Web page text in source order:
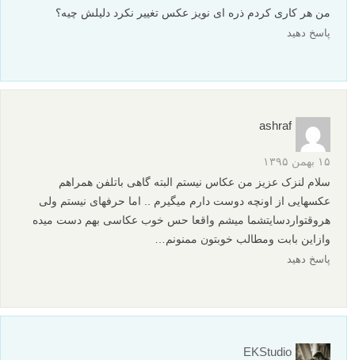
من هر کاری کردم ذره ای نویز عکس تغییر نکرد دلیلش چیه؟
پاسخ دهید
ashraf
۱۵ بهمن ۱۳۹۵
سلام لنزک عزیز من عکاس نیستم البته گاهی باتلفن همراهم
عکسهایی از اونچه دوست دارم میگیرم .. اما حرفهای نیستم ولی
هروقتواردسایتشما میشم واقعا حس خوب عکاسی بهم دست میده
وازاین بابت ومطالب خوبتون ممنونم…
پاسخ دهید
EKStudio